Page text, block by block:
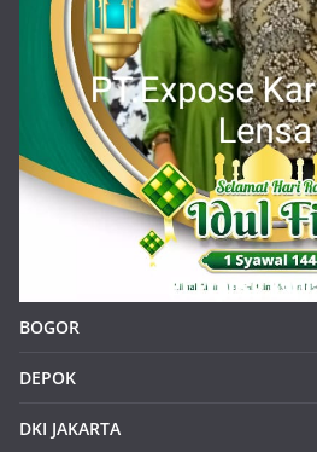
BOGOR
DEPOK
DKI JAKARTA